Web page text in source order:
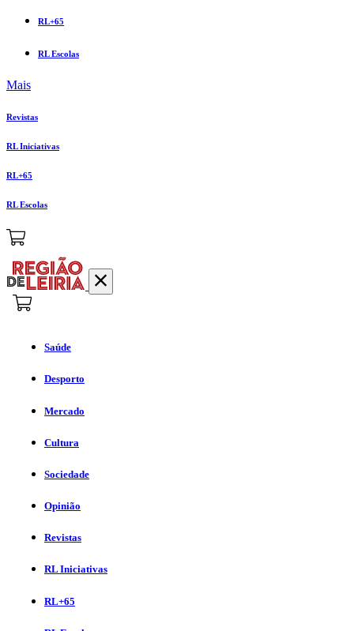
RL+65
RL Escolas
Mais
Revistas
RL Iniciativas
RL+65
RL Escolas
Saúde
Desporto
Mercado
Cultura
Sociedade
Opinião
Revistas
RL Iniciativas
RL+65